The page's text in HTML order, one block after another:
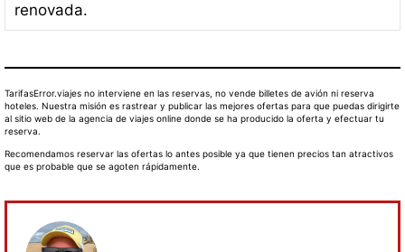
renovada.
TarifasError.viajes no interviene en las reservas, no vende billetes de avión ni reserva
hoteles. Nuestra misión es rastrear y publicar las mejores ofertas para que puedas dirigirte
al sitio web de la agencia de viajes online donde se ha producido la oferta y efectuar tu
reserva.
Recomendamos reservar las ofertas lo antes posible ya que tienen precios tan atractivos
que es probable que se agoten rápidamente.